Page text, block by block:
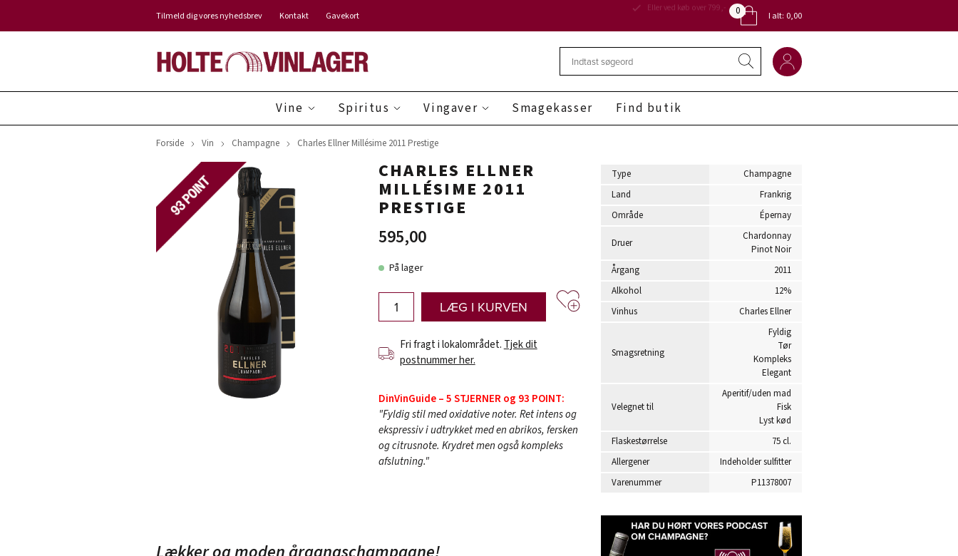
Tilmeld dig vores nyhedsbrev Kontakt Gavekort Eller ved køb over 799,- 0 I alt: 0,00
Vine Spiritus Vingaver Smagekasser Find butik
Forside Vin Champagne Charles Ellner Millésime 2011 Prestige
CHARLES ELLNER
MILLÉSIME 2011
PRESTIGE
595,00
På lager
LÆG I KURVEN
Fri fragt i lokalområdet.Tjek dit
postnummer her.
DinVinGuide – 5 STJERNER og 93 POINT:
"Fyldig stil med oxidative noter. Ret intens og
ekspressiv i udtrykket med en abrikos, fersken
og citrusnote. Krydret men også kompleks
afslutning."
Type
Champagne
Land
Frankrig
Område
Épernay
Druer
Chardonnay
Pinot Noir
Årgang
2011
Alkohol
12%
Vinhus
Charles Ellner
Smagsretning
Fyldig
Tør
Kompleks
Elegant
Velegnet til
Aperitif/uden mad
Fisk
Lyst kød
Flaskestørrelse
75 cl.
Allergener
Indeholder sulfitter
Varenummer
P11378007